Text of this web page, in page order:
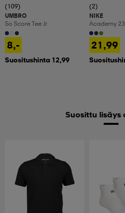
(109)
UMBRO
So Score Tee Jr
8,-
Suositushinta 12,99
(2)
NIKE
Academy 23
21,99
Suosittu lisäys